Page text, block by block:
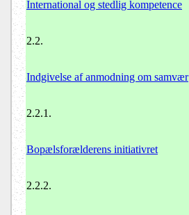
International og stedlig kompetence
2.2.
Indgivelse af anmodning om samvær
2.2.1.
Bopælsforælderens initiativret
2.2.2.